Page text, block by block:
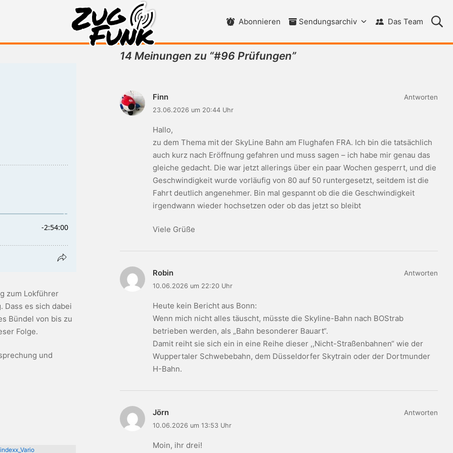
Zugfunk-Podcast
Abonnieren Sendungsarchiv Das Team
zum Lokführer
Dass es sich dabei
Bündel von bis zu
Folge.
und
14 Meinungen zu “#96 Prüfungen”
Finn
23.06.2026 um 20:44 Uhr
Hallo,
zu dem Thema mit der SkyLine Bahn am Flughafen FRA. Ich bin die tatsächlich
auch kurz nach Eröffnung gefahren und muss sagen – ich habe mir genau das
gleiche gedacht. Die war jetzt allerings über ein paar Wochen gesperrt, und die
Geschwindigkeit wurde vorläufig von 80 auf 50 runtergesetzt, seitdem ist die
Fahrt deutlich angenehmer. Bin mal gespannt ob die die Geschwindigkeit
irgendwann wieder hochsetzen oder ob das jetzt so bleibt
Viele Grüße
Antworten
Robin
10.06.2026 um 22:20 Uhr
Heute kein Bericht aus Bonn:
Wenn mich nicht alles täuscht, müsste die Skyline-Bahn nach BOStrab
betrieben werden, als „Bahn besonderer Bauart“.
Damit reiht sie sich ein in eine Reihe dieser ,,Nicht-Straßenbahnen“ wie der
Wuppertaler Schwebebahn, dem Düsseldorfer Skytrain oder der Dortmunder
H-Bahn.
Antworten
Jörn
10.06.2026 um 13:53 Uhr
Moin, ihr drei!
Antworten